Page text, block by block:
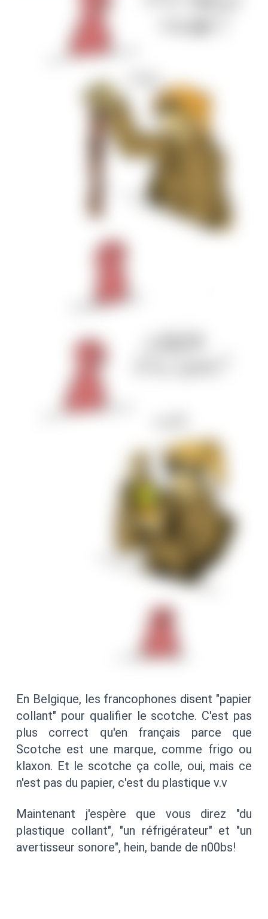
En Belgique, les francophones disent "papier
collant" pour qualifier le scotche. C'est pas
plus correct qu'en français parce que
Scotche est une marque, comme frigo ou
klaxon. Et le scotche ça colle, oui, mais ce
n'est pas du papier, c'est du plastique v.v
Maintenant j'espère que vous direz "du
plastique collant", "un réfrigérateur" et "un
avertisseur sonore", hein, bande de n00bs!